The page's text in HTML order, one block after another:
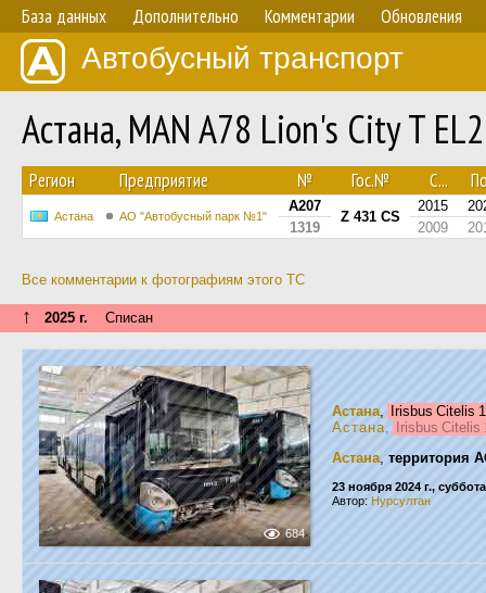
База данных Дополнительно Комментарии Обновления
Автобусный транспорт
Астана, MAN A78 Lion's City T
Регион Предприятие № Гос.№ С...
Астана АО "Автобусный парк №1"
A207
Z 431 CS
2015
1319
2009
Все комментарии к фотографиям этого ТС
↑ 2025 г. Списан
684
Астана,
Irisbus Citelis
Астана,
Irisbus
Астана, территория
23 ноября 2024 г., суббота
Автор: Нурсултан